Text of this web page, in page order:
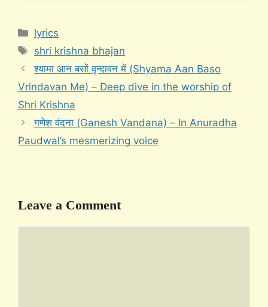
Categories
lyrics
Tags
shri krishna bhajan
श्यामा आन बसों वृन्दावन में (Shyama Aan Baso
Vrindavan Me) – Deep dive in the worship of
Shri Krishna
गणेश वंदना (Ganesh Vandana) – In Anuradha
Paudwal’s mesmerizing voice
Leave a Comment